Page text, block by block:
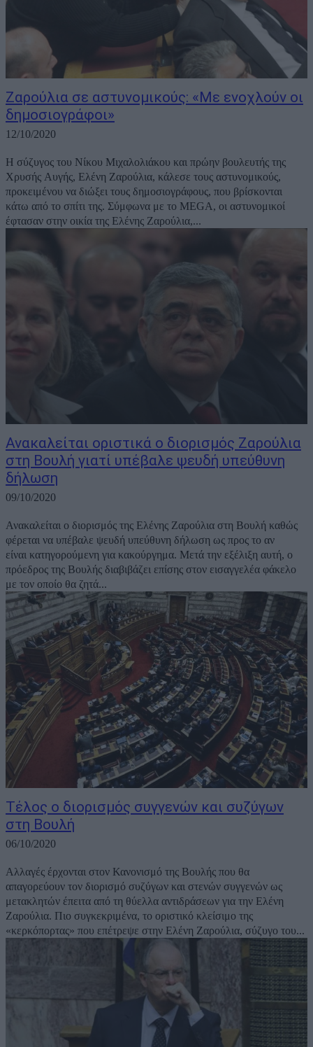
Ζαρούλια σε αστυνομικούς: «Με ενοχλούν οι
δημοσιογράφοι»
12/10/2020
Η σύζυγος του Νίκου Μιχαλολιάκου και πρώην βουλευτής της
Χρυσής Αυγής, Ελένη Ζαρούλια, κάλεσε τους αστυνομικούς,
προκειμένου να διώξει τους δημοσιογράφους, που βρίσκονται
κάτω από το σπίτι της. Σύμφωνα με το MEGA, οι αστυνομικοί
έφτασαν στην οικία της Ελένης Ζαρούλια,...
Ανακαλείται οριστικά ο διορισμός Ζαρούλια
στη Βουλή γιατί υπέβαλε ψευδή υπεύθυνη
δήλωση
09/10/2020
Ανακαλείται ο διορισμός της Ελένης Ζαρούλια στη Βουλή καθώς
φέρεται να υπέβαλε ψευδή υπεύθυνη δήλωση ως προς το αν
είναι κατηγορούμενη για κακούργημα. Μετά την εξέλιξη αυτή, ο
πρόεδρος της Βουλής διαβιβάζει επίσης στον εισαγγελέα φάκελο
με τον οποίο θα ζητά...
Τέλος ο διορισμός συγγενών και συζύγων
στη Βουλή
06/10/2020
Αλλαγές έρχονται στον Κανονισμό της Βουλής που θα
απαγορεύουν τον διορισμό συζύγων και στενών συγγενών ως
μετακλητών έπειτα από τη θύελλα αντιδράσεων για την Ελένη
Ζαρούλια. Πιο συγκεκριμένα, το οριστικό κλείσιμο της
«κερκόπορτας» που επέτρεψε στην Ελένη Ζαρούλια, σύζυγο του...